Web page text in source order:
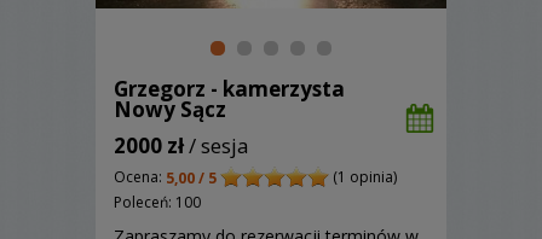
Grzegorz - kamerzysta
Nowy Sącz
2000 zł/ sesja
Ocena: 5,00 / 5
(1 opinia)
Poleceń: 100